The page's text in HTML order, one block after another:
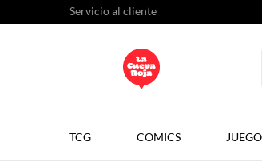
Servicio al cliente
TCG COMICS